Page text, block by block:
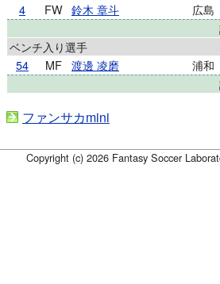
4
FW 鈴木 章斗 広島
ベンチ入り選手
54
MF 渡邊 凌磨 浦和
ファンサカmini
Copyright (c) 2026 Fantasy Soccer